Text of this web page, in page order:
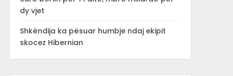
dy vjet
Shkëndija ka pësuar humbje ndaj ekipit
skocez Hibernian